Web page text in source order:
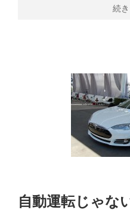
続
自動運転じゃな